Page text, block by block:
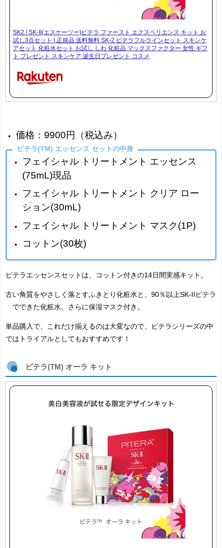
SK2 / SK-II(エスケーツー)ピテラ ファースト エクスペリエンス キット お
試し3点セット | 正規品 送料無料 SK-2 ピテラフルラインセット スキンケ
アセット 化粧水セット お試し しわ 化粧品 マックスファクター 女性 ギフ
ト プレゼント スキンケア 誕生日プレゼント コスメ
価格：9900円（税込み）
ピテラ(TM) エッセンス セットの中身
フェイシャル トリートメント エッセンス
(75mL)現品
フェイシャル トリートメント クリア ロー
ション(30mL)
フェイシャル トリートメント マスク(1P)
コットン(30枚)
ピテラエッセンスセットは、コットン付きの14日間実感キット。
古い角質をやさしく落とすふきとり化粧水と、90％以上SK-IIピテラ
™でできた化粧水、さらに保湿マスク付き。
単品購入で、これだけ揃えるのは大変なので、ピテラシリーズの中
ではトライアルとしてもおすすめです！
ピテラ(TM) オーラ キット